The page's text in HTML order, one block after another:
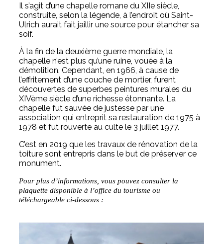
Il s’agit d’une chapelle romane du XIIe siècle,
construite, selon la légende, à l’endroit où Saint-
Ulrich aurait fait jaillir une source pour étancher sa
soif.
À la fin de la deuxième guerre mondiale, la
chapelle n’est plus qu’une ruine, vouée à la
démolition. Cependant, en 1966, à cause de
l’effritement d’une couche de mortier, furent
découvertes de superbes peintures murales du
XIVème siècle d’une richesse étonnante. La
chapelle fut sauvée de justesse par une
association qui entreprit sa restauration de 1975 à
1978 et fut rouverte au culte le 3 juillet 1977.
C’est en 2019 que les travaux de rénovation de la
toiture sont entrepris dans le but de préserver ce
monument.
Pour plus d’informations, vous pouvez consulter la
plaquette disponible à l’office du tourisme ou
téléchargeable ci-dessous :